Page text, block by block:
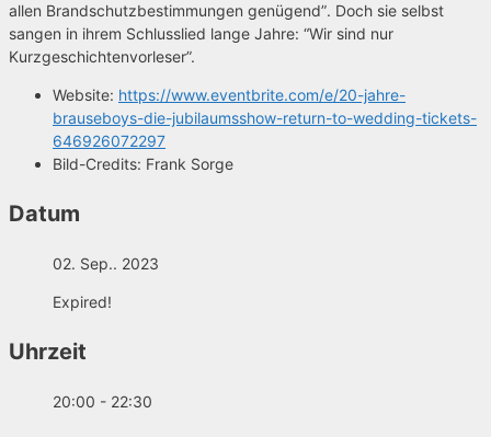
allen Brandschutzbestimmungen genügend”. Doch sie selbst
sangen in ihrem Schlusslied lange Jahre: “Wir sind nur
Kurzgeschichtenvorleser”.
Website: https://www.eventbrite.com/e/20-jahre-
brauseboys-die-jubilaumsshow-return-to-wedding-tickets-
646926072297
Bild-Credits: Frank Sorge
Datum
02. Sep.. 2023
Expired!
Uhrzeit
20:00 - 22:30